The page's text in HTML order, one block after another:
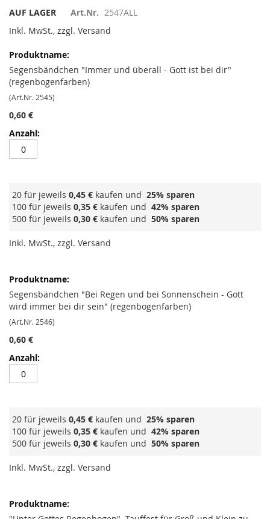
AUF LAGER Art.Nr. 2547ALL
Inkl. MwSt., zzgl. Versand
Produkte
-
Artikel
Segensbändchen "Immer und überall - Gott ist bei dir"
(regenbogenfarben)
(Art.Nr. 2545)
0,60 €
20 für jeweils 0,45 € kaufen und 25% sparen
100 für jeweils 0,35 € kaufen und 42% sparen
500 für jeweils 0,30 € kaufen und 50% sparen
Inkl. MwSt., zzgl. Versand
Segensbändchen "Bei Regen und bei Sonnenschein - Gott
wird immer bei dir sein" (regenbogenfarben)
(Art.Nr. 2546)
0,60 €
20 für jeweils 0,45 € kaufen und 25% sparen
100 für jeweils 0,35 € kaufen und 42% sparen
500 für jeweils 0,30 € kaufen und 50% sparen
Inkl. MwSt., zzgl. Versand